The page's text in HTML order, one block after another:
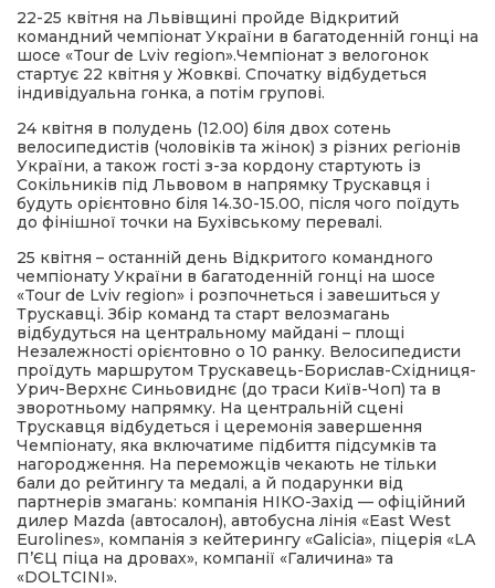
22-25 квітня на Львівщині пройде Відкритий
командний чемпіонат України в багатоденній гонці на
шосе «Tour de Lviv region».Чемпіонат з велогонок
стартує 22 квітня у Жовкві. Спочатку відбудеться
індивідуальна гонка, а потім групові.
24 квітня в полудень (12.00) біля двох сотень
велосипедистів (чоловіків та жінок) з різних регіонів
України, а також гості з-за кордону стартують із
Сокільників під Львовом в напрямку Трускавця і
будуть орієнтовно біля 14.30-15.00, після чого поїдуть
до фінішної точки на Бухівському перевалі.
25 квітня – останній день Відкритого командного
чемпіонату України в багатоденній гонці на шосе
«Tour de Lviv region» і розпочнеться і завешиться у
Трускавці. Збір команд та старт велозмагань
відбудуться на центральному майдані – площі
Незалежності орієнтовно о 10 ранку. Велосипедисти
проїдуть маршрутом Трускавець-Борислав-Східниця-
Урич-Верхнє Синьовиднє (до траси Київ-Чоп) та в
зворотньому напрямку. На центральній сцені
Трускавця відбудеться і церемонія завершення
Чемпіонату, яка включатиме підбиття підсумків та
нагородження. На переможців чекають не тільки
бали до рейтингу та медалі, а й подарунки від
партнерів змагань: компанія НІКО-Захід — офіційний
дилер Mazda (автосалон), автобусна лінія «East West
Eurolines», компанія з кейтерингу «Galicia», піцерія «LА
П’ЄЦ піца на дровах», компанії «Галичина» та
«DOLTCINI».